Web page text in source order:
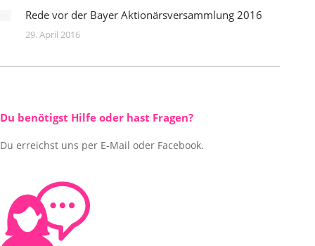
Rede vor der Bayer Aktionärsversammlung 2016
29. April 2016
Du benötigst Hilfe oder hast Fragen?
Du erreichst uns per E-Mail oder Facebook.